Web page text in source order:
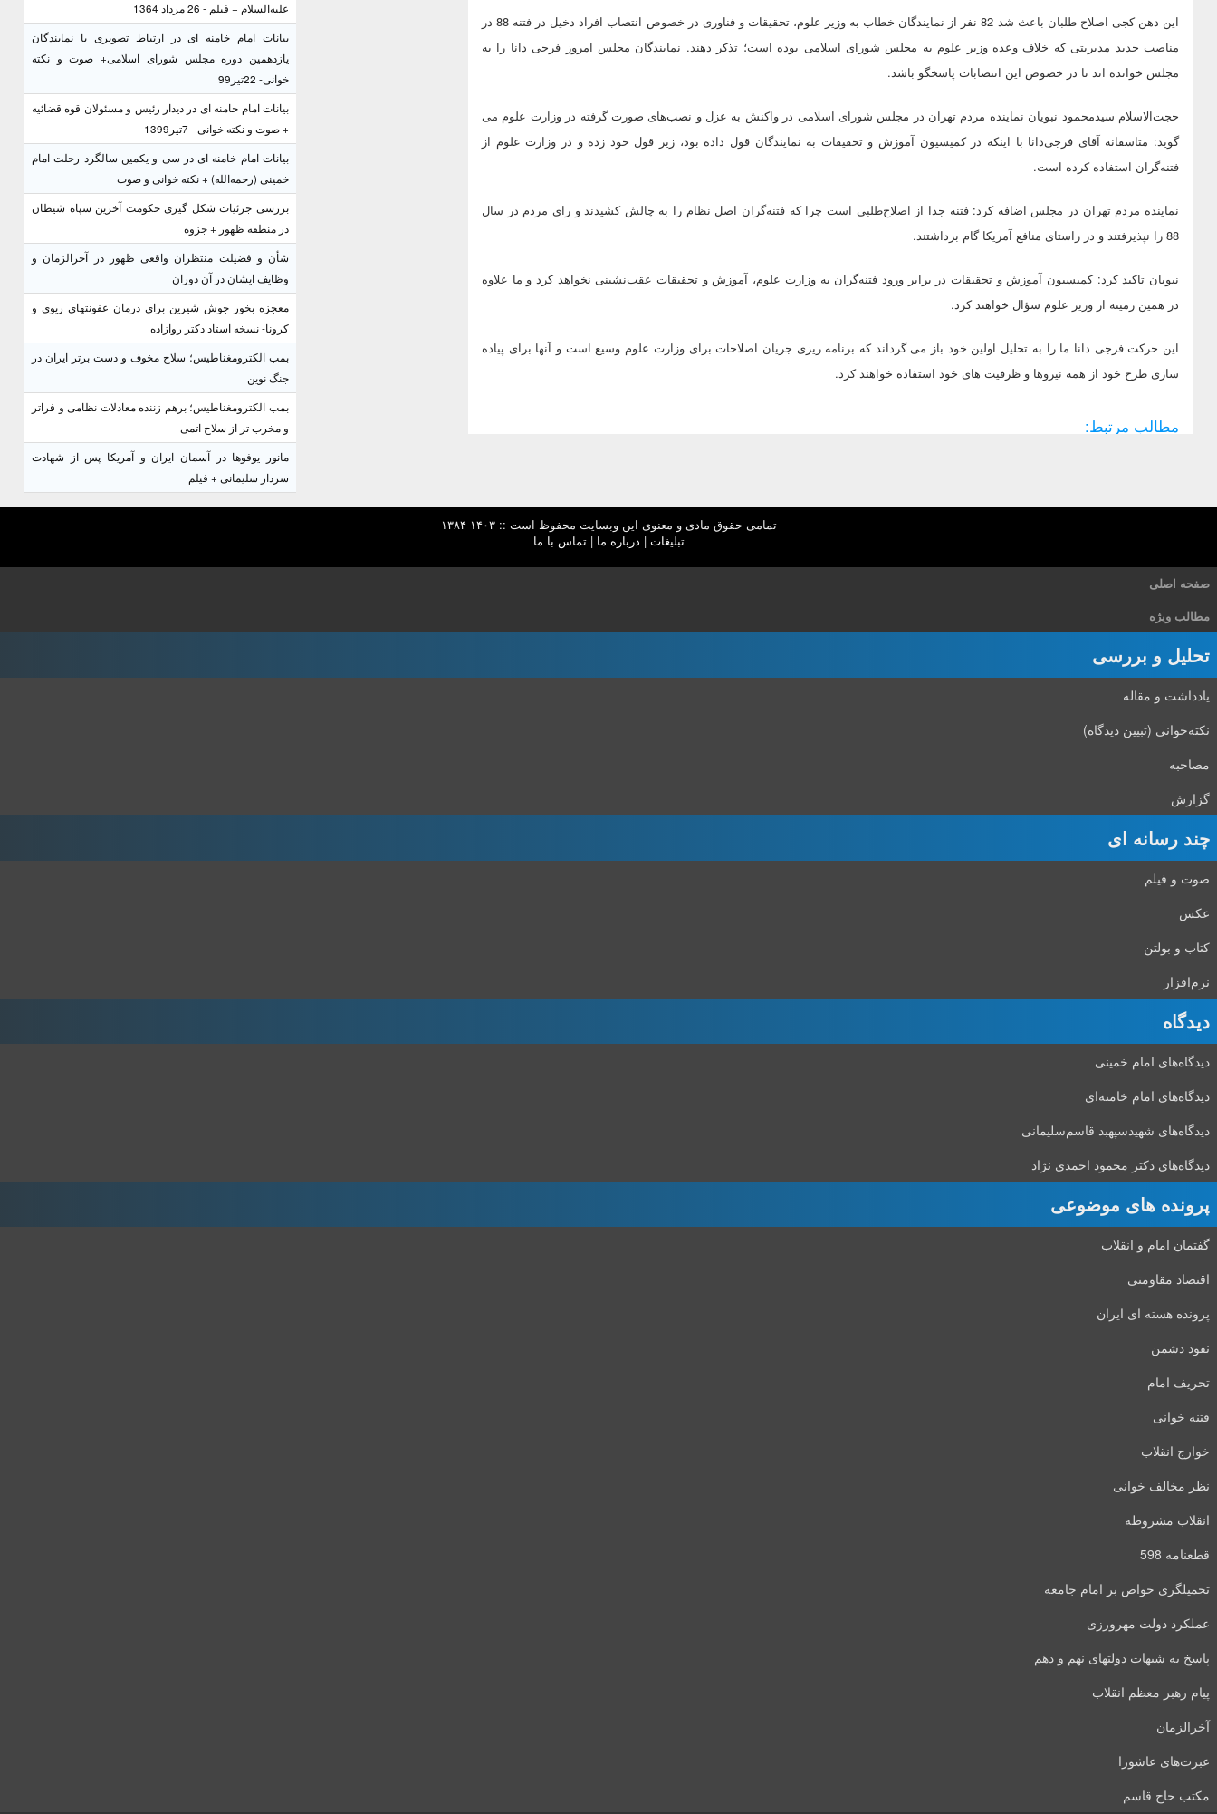
این دهن کجی اصلاح طلبان باعث شد 82 نفر از نمایندگان خطاب به وزیر علوم، تحقیقات و فناوری در خصوص انتصاب افراد دخیل در فتنه 88 در
مناصب جدید مدیریتی که خلاف وعده وزیر علوم به مجلس شورای اسلامی بوده است؛ تذکر دهند. نمایندگان مجلس امروز فرجی دانا را به
مجلس خوانده اند تا در خصوص این انتصابات پاسخگو باشد.
حجت‌الاسلام سیدمحمود نبویان نماینده مردم تهران در مجلس شورای اسلامی در واکنش به عزل و نصب‌های صورت گرفته در وزارت علوم می
گوید: متاسفانه آقای فرجی‌دانا با اینکه در کمیسیون آموزش و تحقیقات به نمایندگان قول داده بود، زیر قول خود زده و در وزارت علوم از
فتنه‌گران استفاده کرده است.
نماینده مردم تهران در مجلس اضافه کرد:‌ فتنه جدا از اصلاح‌طلبی است چرا که فتنه‌گران اصل نظام را به چالش کشیدند و رای مردم در سال
88 را نپذیرفتند و در راستای منافع آمریکا گام برداشتند.
نبویان تاکید کرد: کمیسیون آموزش و تحقیقات در برابر ورود فتنه‌گران به وزارت علوم، آموزش و تحقیقات عقب‌نشینی نخواهد کرد و ما علاوه
در همین زمینه از وزیر علوم سؤال خواهند کرد.
این حرکت فرجی دانا ما را به تحلیل اولین خود باز می گرداند که برنامه ریزی جریان اصلاحات برای وزارت علوم وسیع است و آنها برای پیاده
سازی طرح خود از همه نیروها و ظرفیت های خود استفاده خواهند کرد.
مطالب مرتبط:
علیه‌السلام + فیلم - 26 مرداد 1364
بیانات امام خامنه ای در ارتباط تصویری با نمایندگان
یازدهمین دوره مجلس شورای اسلامی+ صوت و نکته
خوانی- 22تیر99
بیانات امام خامنه ای در دیدار رئیس و مسئولان قوه قضائیه
+ صوت و نکته خوانی - 7تیر1399
بیانات امام خامنه ای در سی و یکمین سالگرد رحلت امام
خمینی (رحمه‌الله) + نکته خوانی و صوت
بررسی جزئیات شکل گیری حکومت آخرین سپاه شیطان
در منطقه ظهور + جزوه
شأن و فضیلت منتظران واقعی ظهور در آخرالزمان و
وظایف ایشان در آن دوران
معجزه بخور جوش شیرین برای درمان عفونتهای ریوی و
کرونا- نسخه استاد دکتر روازاده
بمب الکترومغناطیس؛ سلاح مخوف و دست برتر ایران در
جنگ نوین
بمب الکترومغناطیس؛ برهم زننده معادلات نظامی و فراتر
و مخرب تر از سلاح اتمی
مانور یوفوها در آسمان ایران و آمریکا پس از شهادت
سردار سلیمانی + فیلم
تمامی حقوق مادی و معنوی این وبسایت محفوظ است :: ۱۴۰۳-۱۳۸۴
تبلیغات | درباره ما |تماس با ما
صفحه اصلی
مطالب ویژه
تحلیل و بررسی
یادداشت و مقاله
نکته‌خوانی (تبیین دیدگاه)
مصاحبه
گزارش
چند رسانه ای
صوت و فیلم
عکس
کتاب و بولتن
نرم‌افزار
دیدگاه‌
دیدگاه‌های امام خمینی
دیدگاه‌های امام خامنه‌ای
دیدگاه‌های شهید‌سپهبد قاسم‌سلیمانی
دیدگاه‌های دکتر محمود احمدی نژاد
پرونده های موضوعی
گفتمان امام و انقلاب
اقتصاد مقاومتی
پرونده هسته ای ایران
نفوذ دشمن
تحریف امام
فتنه خوانی
خوارج انقلاب
نظر مخالف خوانی
انقلاب مشروطه
قطعنامه 598
تحمیلگری خواص بر امام جامعه
عملکرد دولت مهرورزی
پاسخ به شبهات دولتهای نهم و دهم
پیام رهبر معظم انقلاب
آخرالزمان
عبرت‌های عاشورا
مکتب حاج قاسم